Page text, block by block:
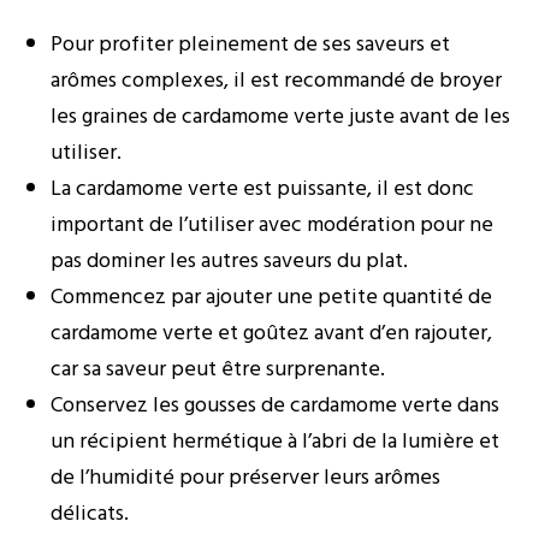
Pour profiter pleinement de ses saveurs et
arômes complexes, il est recommandé de broyer
les graines de cardamome verte juste avant de les
utiliser.
La cardamome verte est puissante, il est donc
important de l’utiliser avec modération pour ne
pas dominer les autres saveurs du plat.
Commencez par ajouter une petite quantité de
cardamome verte et goûtez avant d’en rajouter,
car sa saveur peut être surprenante.
Conservez les gousses de cardamome verte dans
un récipient hermétique à l’abri de la lumière et
de l’humidité pour préserver leurs arômes
délicats.